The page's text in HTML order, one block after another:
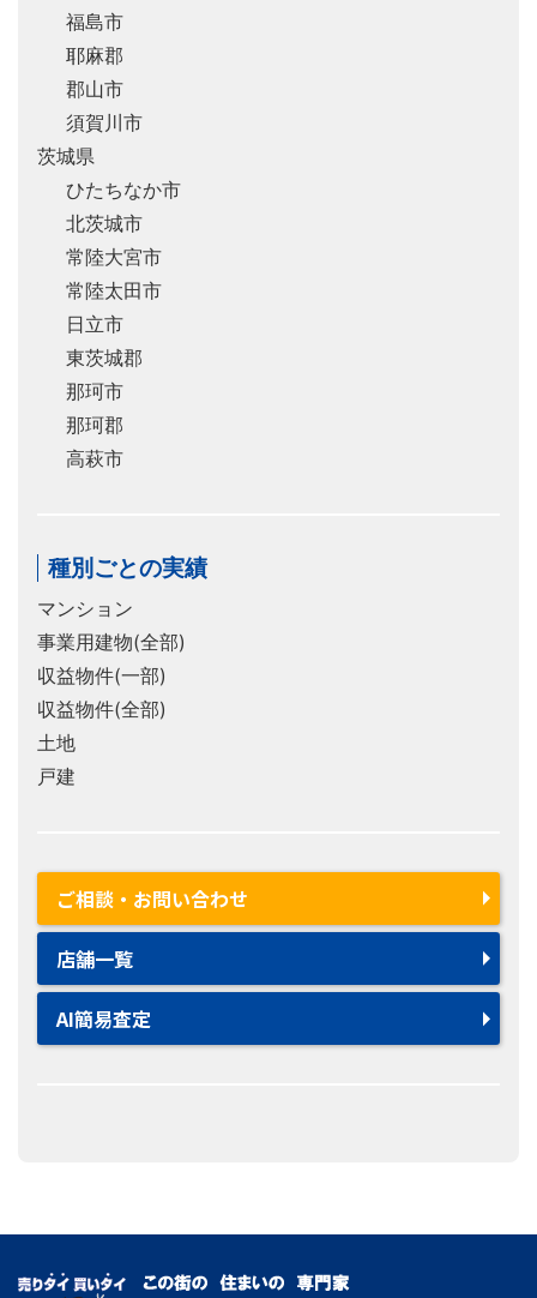
福島市
耶麻郡
郡山市
須賀川市
茨城県
ひたちなか市
北茨城市
常陸大宮市
常陸太田市
日立市
東茨城郡
那珂市
那珂郡
高萩市
種別ごとの実績
マンション
事業用建物(全部)
収益物件(一部)
収益物件(全部)
土地
戸建
ご相談・お問い合わせ
店舗一覧
AI簡易査定